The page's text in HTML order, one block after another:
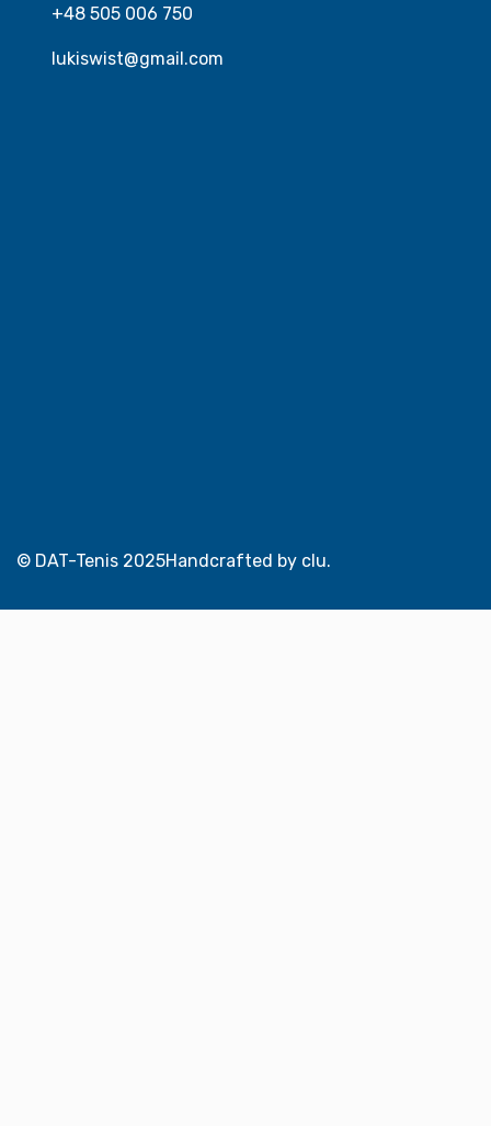
+48 505 006 750
lukiswist@gmail.com
© DAT-Tenis 2025Handcrafted by clu.